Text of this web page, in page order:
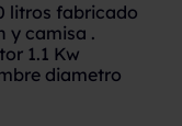
litros fabricado
y camisa .
1.1 Kw
diametro